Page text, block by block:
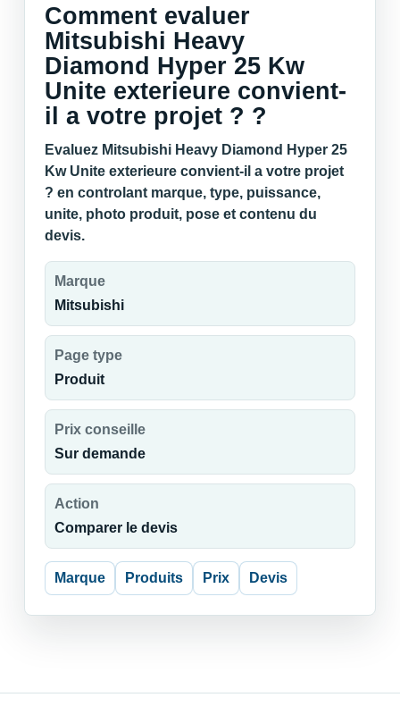
Comment evaluer
Mitsubishi Heavy
Diamond Hyper 25 Kw
Unite exterieure convient-
il a votre projet ? ?
Evaluez Mitsubishi Heavy Diamond Hyper 25
Kw Unite exterieure convient-il a votre projet
? en controlant marque, type, puissance,
unite, photo produit, pose et contenu du
devis.
Marque
Mitsubishi
Page type
Produit
Prix conseille
Sur demande
Action
Comparer le devis
Marque Produits Prix Devis